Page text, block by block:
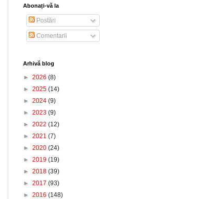
Abonați-vă la
Postări
Comentarii
Arhivă blog
► 2026 (8)
► 2025 (14)
► 2024 (9)
► 2023 (9)
► 2022 (12)
► 2021 (7)
► 2020 (24)
► 2019 (19)
► 2018 (39)
► 2017 (93)
► 2016 (148)